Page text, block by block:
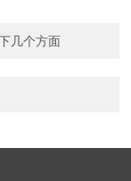
几个方面